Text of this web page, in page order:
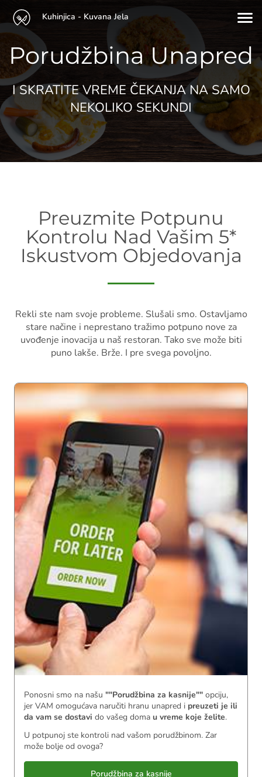
Kuhinjica - Kuvana Jela
Porudžbina Unapred
I SKRATITE VREME ČEKANJA NA SAMO
NEKOLIKO SEKUNDI
Preuzmite Potpunu
Kontrolu Nad Vašim 5*
Iskustvom Objedovanja
Rekli ste nam svoje probleme. Slušali smo. Ostavljamo
stare načine i neprestano tražimo potpuno nove za
uvođenje inovacija u naš restoran. Tako sve može biti
puno lakše. Brže. I pre svega povoljno.
Ponosni smo na našu ""Porudžbina za kasnije"" opciju,
jer VAM omogućava naručiti hranu unapred i preuzeti je ili
da vam se dostavi do vašeg doma u vreme koje želite.
U potpunoj ste kontroli nad vašom porudžbinom. Zar
može bolje od ovoga?
Porudžbina za kasnije